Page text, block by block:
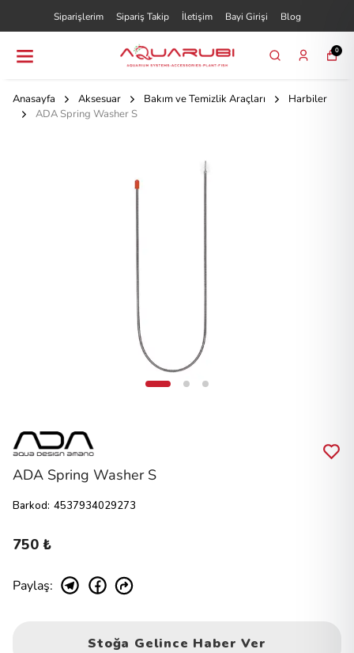
Siparişlerim Sipariş Takip İletişim Bayi Girişi Blog
0
Anasayfa Aksesuar Bakım ve Temizlik Araçları
Harbiler
ADA Spring Washer S
ADA Spring Washer S
Barkod: 4537934029273
750 ₺
Paylaş:
Stoğa Gelince Haber Ver